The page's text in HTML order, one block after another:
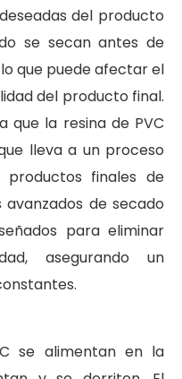
del producto
se secan antes de
que puede afectar el
del producto final.
que la resina de PVC
lleva a un proceso
finales de
avanzados de secado
para eliminar
asegurando un
se alimentan en la